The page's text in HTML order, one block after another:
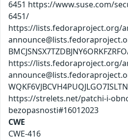
6451 https://www.suse.com/
6451/
https://lists.fedoraproject.org/
https://lists.fedoraproject.org/
https://strelets.net/patchi-i-
bezopasnosti#16012023
CWE
CWE-416